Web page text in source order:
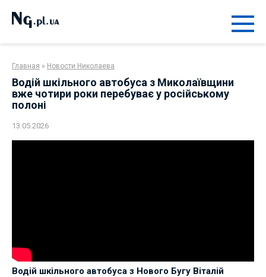
контенту
Главная » Новости Николаева
Водій шкільного автобуса з Миколаївщини
вже чотири роки перебуває у російському
полоні
13.05.2026
Водій шкільного автобуса з Нового Бугу Віталій